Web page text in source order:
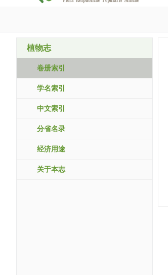
植物志
卷册索引
学名索引
中文索引
分省名录
经济用途
关于本志